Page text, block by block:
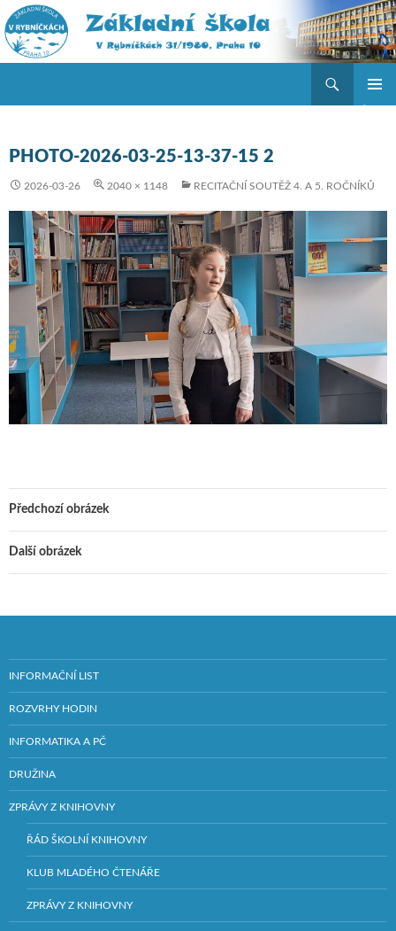
PHOTO-2026-03-25-13-37-15 2
2026-03-26 2040 × 1148 RECITAČNÍ SOUTĚŽ 4. A 5. ROČNÍKŮ
Předchozí obrázek
Další obrázek
INFORMAČNÍ LIST
ROZVRHY HODIN
INFORMATIKA A PČ
DRUŽINA
ZPRÁVY Z KNIHOVNY
ŘÁD ŠKOLNÍ KNIHOVNY
KLUB MLADÉHO ČTENÁŘE
ZPRÁVY Z KNIHOVNY